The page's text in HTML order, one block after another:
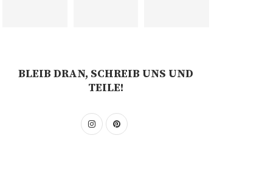
BLEIB DRAN, SCHREIB UNS UND
TEILE!